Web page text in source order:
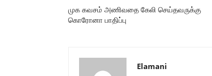
முக கவசம் அணிவதை கேலி செய்தவருக்கு
கொரோனா பாதிப்பு
Elamani